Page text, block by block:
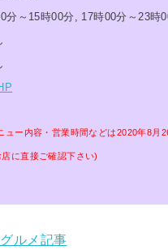
分～15時00分, 17時00分～23時
ー内容・営業時間などは2020年8月
に直接ご確認下さい)
ルメ記事